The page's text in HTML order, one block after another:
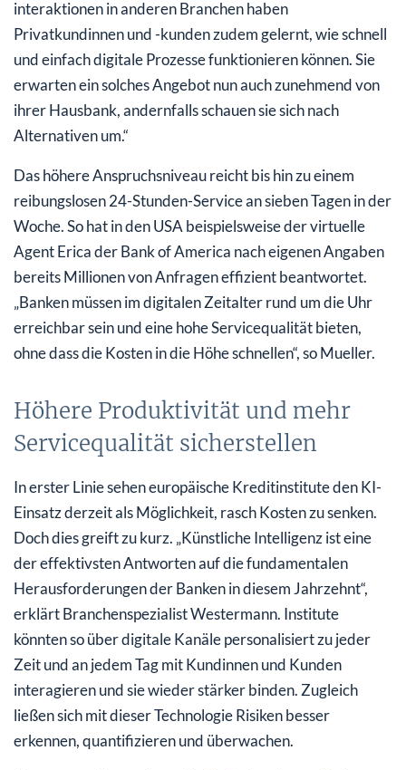
interaktionen in anderen Branchen haben
Privatkundinnen und -kunden zudem gelernt, wie schnell
und einfach digitale Prozesse funktionieren können. Sie
erwarten ein solches Angebot nun auch zunehmend von
ihrer Hausbank, andernfalls schauen sie sich nach
Alternativen um.“
Das höhere Anspruchsniveau reicht bis hin zu einem
reibungslosen 24-Stunden-Service an sieben Tagen in der
Woche. So hat in den USA beispielsweise der virtuelle
Agent Erica der Bank of America nach eigenen Angaben
bereits Millionen von Anfragen effizient beantwortet.
„Banken müssen im digitalen Zeitalter rund um die Uhr
erreichbar sein und eine hohe Servicequalität bieten,
ohne dass die Kosten in die Höhe schnellen“, so Mueller.
Höhere Produktivität und mehr
Servicequalität sicherstellen
In erster Linie sehen europäische Kreditinstitute den KI-
Einsatz derzeit als Möglichkeit, rasch Kosten zu senken.
Doch dies greift zu kurz. „Künstliche Intelligenz ist eine
der effektivsten Antworten auf die fundamentalen
Herausforderungen der Banken in diesem Jahrzehnt“,
erklärt Branchenspezialist Westermann. Institute
könnten so über digitale Kanäle personalisiert zu jeder
Zeit und an jedem Tag mit Kundinnen und Kunden
interagieren und sie wieder stärker binden. Zugleich
ließen sich mit dieser Technologie Risiken besser
erkennen, quantifizieren und überwachen.